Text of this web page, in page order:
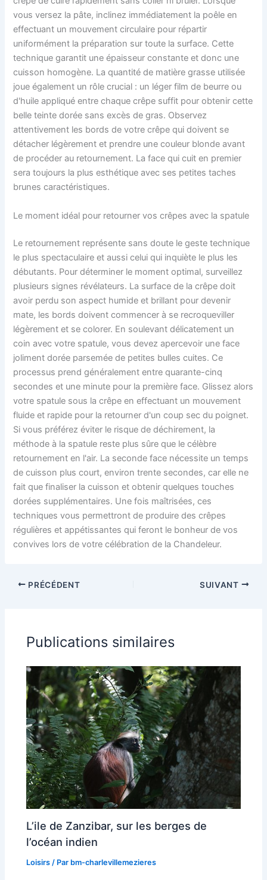
vous versez la pâte, inclinez immédiatement la poêle en
effectuant un mouvement circulaire pour répartir
uniformément la préparation sur toute la surface. Cette
technique garantit une épaisseur constante et donc une
cuisson homogène. La quantité de matière grasse utilisée
joue également un rôle crucial : un léger film de beurre ou
d'huile appliqué entre chaque crêpe suffit pour obtenir cette
belle teinte dorée sans excès de gras. Observez
attentivement les bords de votre crêpe qui doivent se
détacher légèrement et prendre une couleur blonde avant
de procéder au retournement. La face qui cuit en premier
sera toujours la plus esthétique avec ses petites taches
brunes caractéristiques.
Le moment idéal pour retourner vos crêpes avec la spatule
Le retournement représente sans doute le geste technique
le plus spectaculaire et aussi celui qui inquiète le plus les
débutants. Pour déterminer le moment optimal, surveillez
plusieurs signes révélateurs. La surface de la crêpe doit
avoir perdu son aspect humide et brillant pour devenir
mate, les bords doivent commencer à se recroqueviller
légèrement et se colorer. En soulevant délicatement un
coin avec votre spatule, vous devez apercevoir une face
joliment dorée parsemée de petites bulles cuites. Ce
processus prend généralement entre quarante-cinq
secondes et une minute pour la première face. Glissez alors
votre spatule sous la crêpe en effectuant un mouvement
fluide et rapide pour la retourner d'un coup sec du poignet.
Si vous préférez éviter le risque de déchirement, la
méthode à la spatule reste plus sûre que le célèbre
retournement en l'air. La seconde face nécessite un temps
de cuisson plus court, environ trente secondes, car elle ne
fait que finaliser la cuisson et obtenir quelques touches
dorées supplémentaires. Une fois maîtrisées, ces
techniques vous permettront de produire des crêpes
régulières et appétissantes qui feront le bonheur de vos
convives lors de votre célébration de la Chandeleur.
PRÉCÉDENT SUIVANT
Publications similaires
L’ile de Zanzibar, sur les berges de
l’océan indien
Loisirs / Par bm-charlevillemezieres